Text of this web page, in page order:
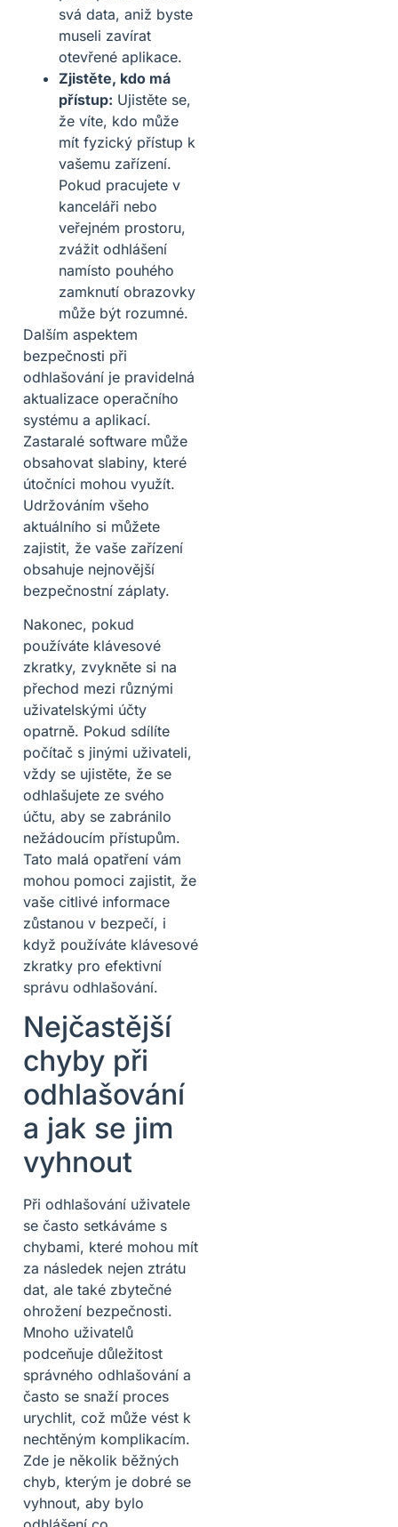
svá data, aniž byste
museli zavírat
otevřené aplikace.
Zjistěte, kdo má
přístup: Ujistěte se,
že víte, kdo může
mít fyzický přístup k
vašemu zařízení.
Pokud pracujete v
kanceláři nebo
veřejném prostoru,
zvážit odhlášení
namísto pouhého
zamknutí obrazovky
může být rozumné.
Dalším aspektem
bezpečnosti při
odhlašování je pravidelná
aktualizace operačního
systému a aplikací.
Zastaralé software může
obsahovat slabiny, které
útočníci mohou využít.
Udržováním všeho
aktuálního si můžete
zajistit, že vaše zařízení
obsahuje nejnovější
bezpečnostní záplaty.
Nakonec, pokud
používáte klávesové
zkratky, zvykněte si na
přechod mezi různými
uživatelskými účty
opatrně. Pokud sdílíte
počítač s jinými uživateli,
vždy se ujistěte, že se
odhlašujete ze svého
účtu, aby se zabránilo
nežádoucím přístupům.
Tato malá opatření vám
mohou pomoci zajistit, že
vaše citlivé informace
zůstanou v bezpečí, i
když používáte klávesové
zkratky pro efektivní
správu odhlašování.
Nejčastější
chyby při
odhlašování
a jak se jim
vyhnout
Při odhlašování uživatele
se často setkáváme s
chybami, které mohou mít
za následek nejen ztrátu
dat, ale také zbytečné
ohrožení bezpečnosti.
Mnoho uživatelů
podceňuje důležitost
správného odhlašování a
často se snaží proces
urychlit, což může vést k
nechtěným komplikacím.
Zde je několik běžných
chyb, kterým je dobré se
vyhnout, aby bylo